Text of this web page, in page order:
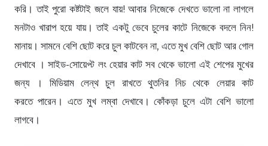
করি। তাই পুরো কষ্টটাই জলে যায়! আবার নিজেকে দেখতে ভালো না লাগলে
মনটাও খারাপ হয়ে যায়। তাই একটু ভেবে চুলের কাটে নিজেকে বদলে নিন!
মানায়। সামনে বেশি ছোট করে চুল কাটবেন না, এতে মুখ বেশি ছোট আর গোল
দেখাবে । সাইড-সোয়েপ্ট লং হেয়ার কাট সব থেকে ভালো এই শেপের মুখের
জন্য । মিডিয়াম লেন্থ চুল রাখতে থুতনির নিচ থেকে লেয়ার কাট
করতে পারেন। এতে মুখ লম্বা দেখাবে। কোঁকড়া চুলে এটা বেশি ভালো
লাগবে।